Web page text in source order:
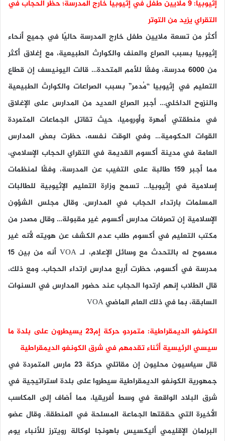
إثيوبيا: 9 ملايين طفل في إثيوبيا خارج المدرسة؛ حظر الحجاب في
التقراي يزيد من التوتر
أكثر من تسعة ملايين طفل خارج المدرسة حاليًا في جميع أنحاء
إثيوبيا بسبب الصراع والعنف والكوارث الطبيعية، مع إغلاق أكثر
من 6000 مدرسة، وفقًا للأمم المتحدة… قالت اليونيسف إن قطاع
التعليم في إثيوبيا “مُدمر” بسبب الصراعات والكوارث الطبيعية
والنزوح الداخلي… أجبر الصراع العديد من المدارس على الإغلاق
في منطقتي أمهرة وأوروميا، حيث تقاتل الجماعات المتمردة
القوات الحكومية… وفي الوقت نفسه، حظرت بعض المدارس
العامة في مدينة أكسوم القديمة في التقراي الحجاب الإسلامي،
مما أجبر 159 طالبة على التغيب عن المدرسة، وفقًا لمنظمات
إسلامية في إثيوبيا… تسمح وزارة التعليم الإثيوبية للطالبات
المسلمات بارتداء الحجاب في المدارس. وقال مجلس الشؤون
الإسلامية إن تصرفات مدارس أكسوم غير مقبولة… وقال مصدر من
مكتب التعليم في أكسوم طلب عدم الكشف عن هويته لأنه غير
مسموح له بالتحدث مع وسائل الإعلام، لـ VOA أنه من بين 15
مدرسة في أكسوم، حظرت أربع مدارس ارتداء الحجاب. ومع ذلك،
قال الطلاب إنهم ارتدوا الحجاب عند حضور المدارس في السنوات
السابقة، بما في ذلك العام الماضي VOA
الكونغو الديمقراطية: متمردو حركة إم23 يسيطرون على بلدة ما
سيسي الرئيسية أثناء تقدمهم في شرق الكونغو الديمقراطية
قال سياسيون محليون إن مقاتلي حركة 23 مارس المتمردة في
جمهورية الكونغو الديمقراطية سيطروا على بلدة استراتيجية في
شرق البلاد الواقعة في وسط أفريقيا، مما أضاف إلى المكاسب
الأخيرة التي حققتها الجماعة المسلحة في المنطقة. وقال عضو
البرلمان الإقليمي أليكسيس باهونجا لوكالة رويترز للأنباء يوم